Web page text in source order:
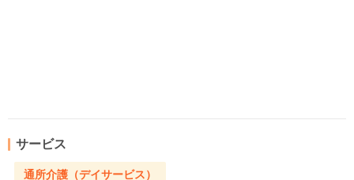
サービス
通所介護（デイサービス）